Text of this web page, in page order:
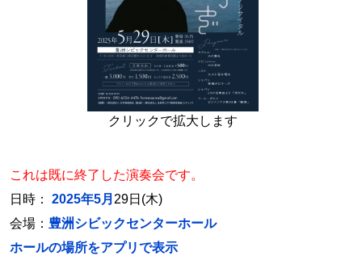
クリックで拡大します
これは既に終了した演奏会です。
日時： 2025年5月 29日(木)
会場： 豊洲シビックセンターホール
ホールの場所をアプリで表示